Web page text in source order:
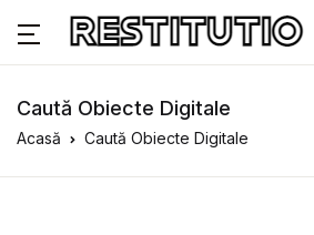
Caută Obiecte Digitale
Acasă Caută Obiecte Digitale